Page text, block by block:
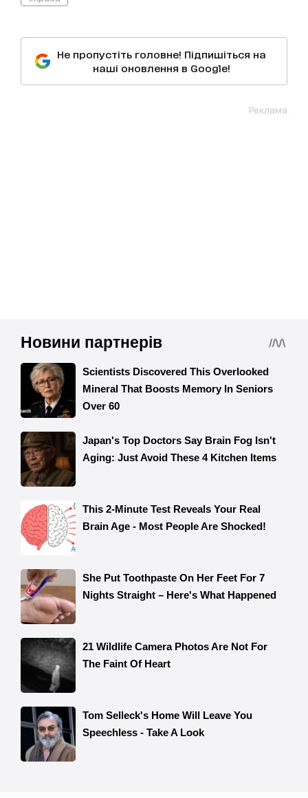
Не пропустіть головне! Підпишіться на
наші оновлення в Google!
Реклама